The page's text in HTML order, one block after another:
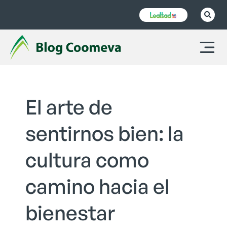
El arte de
sentirnos bien: la
cultura como
camino hacia el
bienestar